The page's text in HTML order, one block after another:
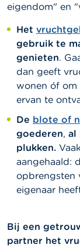
eigendom" en
Het
gebruik te
genieten.
dan geeft
wonen óf om
ervan te
De blote of
goederen, al
plukken.
aangehaald:
opbrengsten
eigenaar
Bij een
partner het